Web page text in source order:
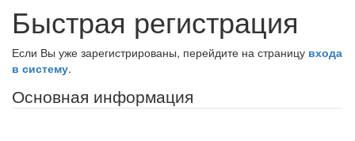
Быстрая регистрация
Если Вы уже зарегистрированы, перейдите на страницу входа
в систему.
Основная информация